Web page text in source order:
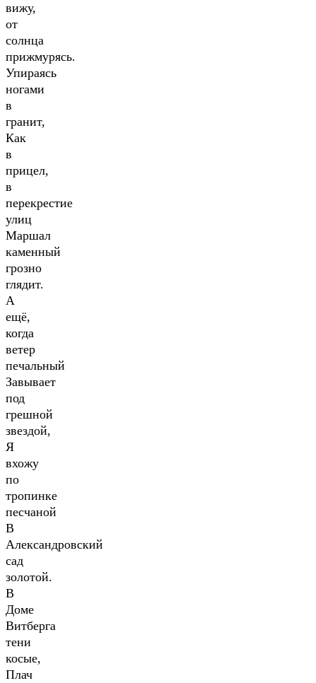
вижу,
от
солнца
прижмурясь.
Упираясь
ногами
в
гранит,
Как
в
прицел,
в
перекрестие
улиц
Маршал
каменный
грозно
глядит.
А
ещё,
когда
ветер
печальный
Завывает
под
грешной
звездой,
Я
вхожу
по
тропинке
песчаной
В
Александровский
сад
золотой.
В
Доме
Витберга
тени
косые,
Плач